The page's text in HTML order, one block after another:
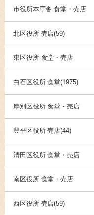
市役所本庁舎 食堂・売店
北区役所 売店(59)
東区役所 食堂・売店
白石区役所 食堂(1975)
厚別区役所 食堂・売店
豊平区役所 売店(44)
清田区役所 食堂・売店
南区役所 食堂・売店
西区役所 売店(59)